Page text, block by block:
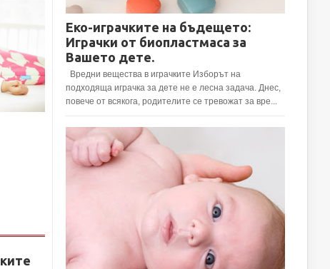
Еко-играчките на бъдещето:
Играчки от биопластмаса за
Вашето дете.
Вредни вещества в играчките Изборът на
подходяща играчка за дете не е лесна задача. Днес,
повече от всякога, родителите се тревожат за вре...